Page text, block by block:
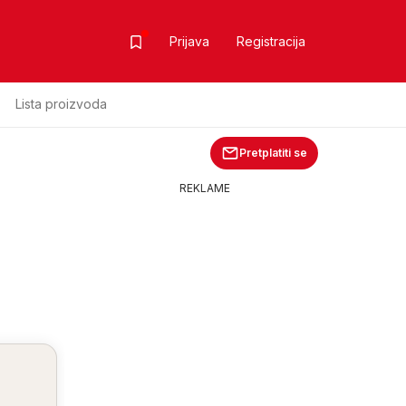
Prijava Registracija
Lista proizvoda
Pretplatiti se
REKLAME